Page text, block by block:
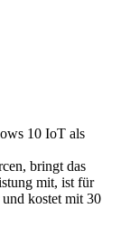
10 IoT als
bringt das
mit, ist für
kostet mit 30